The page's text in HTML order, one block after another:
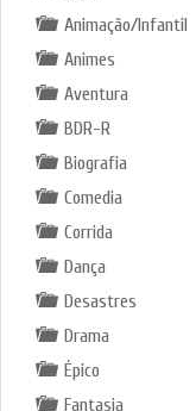
Animação/Infantil
Animes
Aventura
BDR-R
Biografia
Comedia
Corrida
Dança
Desastres
Drama
Épico
Fantasia